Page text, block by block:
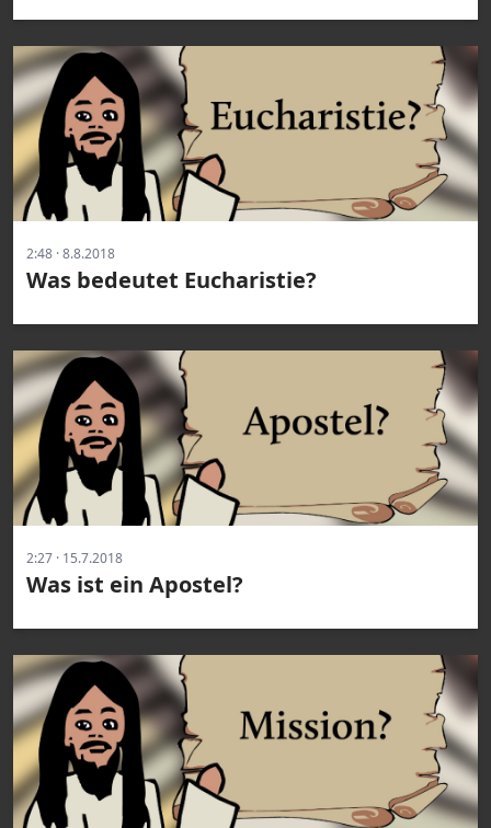
2:48 · 8.8.2018
Was bedeutet Eucharistie?
2:27 · 15.7.2018
Was ist ein Apostel?